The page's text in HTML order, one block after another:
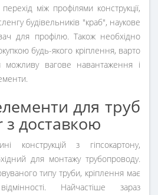
між профілями конструкції,
будівельників "краб", наукове
для профілю. Також необхідно
будь-якого кріплення, варто
можливу вагове навантаження і
для труб
доставкою
конструкцій з гіпсокартону,
для монтажу трубопроводу.
типу труби, кріплення має
Найчастіше зараз